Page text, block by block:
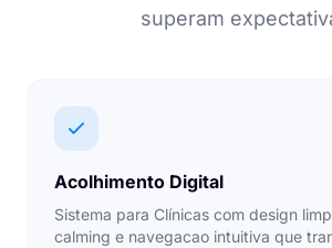
superam
Acolhimento Digital
Sistema para Clínicas com design
calming e navegacao intuitiva que